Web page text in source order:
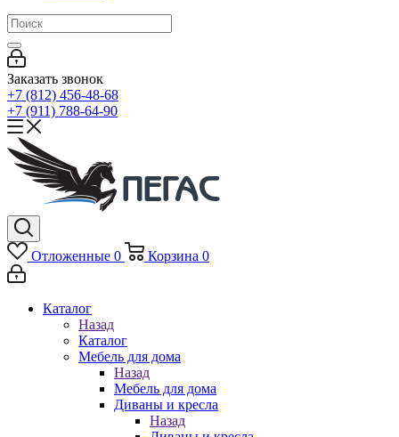
Заказать звонок
+7 (812) 456-48-68
+7 (911) 788-64-90
Отложенные 0 Корзина 0
Каталог
Назад
Каталог
Мебель для дома
Назад
Мебель для дома
Диваны и кресла
Назад